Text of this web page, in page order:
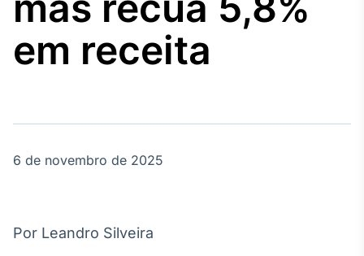
Agro
Tudo sobre o
agronegócio
Broadcast
em receita
6 de novembro de 2025
Por Leandro Silveira